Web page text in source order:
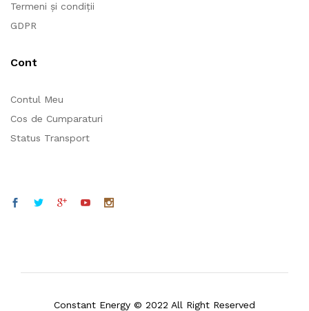
Termeni și condiții
GDPR
Cont
Contul Meu
Cos de Cumparaturi
Status Transport
Constant Energy © 2022 All Right Reserved